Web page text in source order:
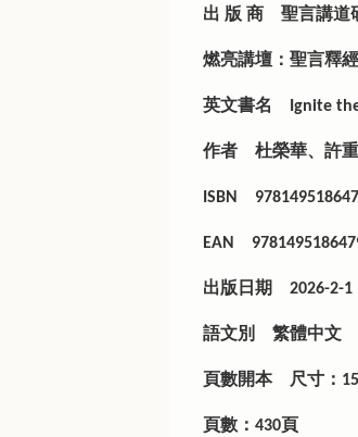
出 版 商 聖言講道
燃亮講壇：聖言釋
英文書名 Ignite
作者 杜榮華、許
ISBN
EAN
出版日期 2026-2-1
語文別 繁體中文
頁數開本 尺寸：
頁數：430頁